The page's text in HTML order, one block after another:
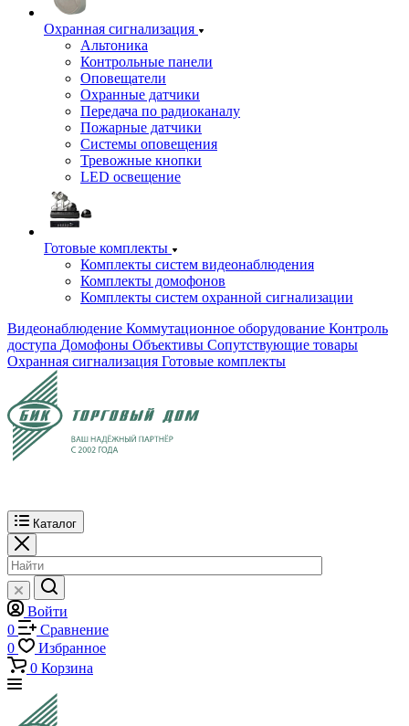
Охранная сигнализация
Альтоника
Контрольные панели
Оповещатели
Охранные датчики
Передача по радиоканалу
Пожарные датчики
Системы оповещения
Тревожные кнопки
LED освещение
Готовые комплекты
Комплекты систем видеонаблюдения
Комплекты домофонов
Комплекты систем охранной сигнализации
Видеонаблюдение Коммутационное оборудование Контроль
доступа Домофоны Объективы Сопутствующие товары
Охранная сигнализация Готовые комплекты
Каталог
Войти
0
Сравнение
0
Избранное
0 Корзина